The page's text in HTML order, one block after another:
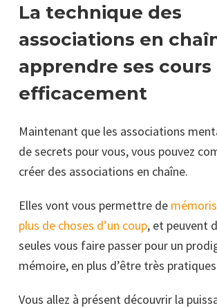
La technique des
associations en
apprendre ses cours
efficacement
Maintenant que les associations
de secrets pour vous, vous pouvez
créer des associations en chaîne.
Elles vont vous permettre de
plus de choses d’un coup, et peuvent
seules vous faire passer pour un
mémoire, en plus d’être très
Vous allez à présent découvrir la